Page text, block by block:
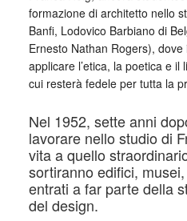
formazione di architetto nello
Banfi, Lodovico Barbiano di
Ernesto Nathan Rogers),
applicare l’etica, la poetica e
cui resterà fedele per tutta la
Nel 1952, sette anni
lavorare nello studio di
vita a quello
sortiranno edifici,
entrati a far parte della
del design.